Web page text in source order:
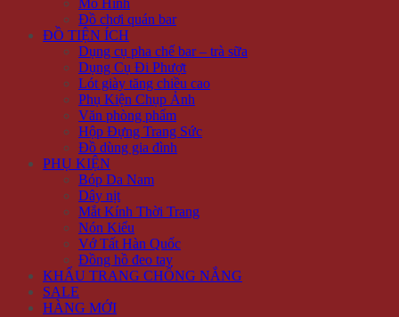
Mô Hình
Đồ chơi quán bar
ĐỒ TIỆN ÍCH
Dụng cụ pha chế bar – trà sữa
Dụng Cụ Đi Phượt
Lót giày tăng chiều cao
Phụ Kiện Chụp Ảnh
Văn phòng phẩm
Hộp Đựng Trang Sức
Đồ dùng gia đình
PHỤ KIỆN
Bóp Da Nam
Dây nịt
Mắt Kính Thời Trang
Nón Kiểu
Vớ Tất Hàn Quốc
Đồng hồ đeo tay
KHẨU TRANG CHỐNG NẮNG
SALE
HÀNG MỚI